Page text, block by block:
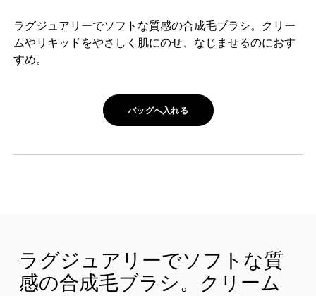
ラグジュアリーでソフトな質感の合成毛ブラシ。クリー
ムやリキッドをやさしく肌にのせ、なじませるのにおす
すめ。
バッグへ入れる
ラグジュアリーでソフトな質
感の合成毛ブラシ。クリーム